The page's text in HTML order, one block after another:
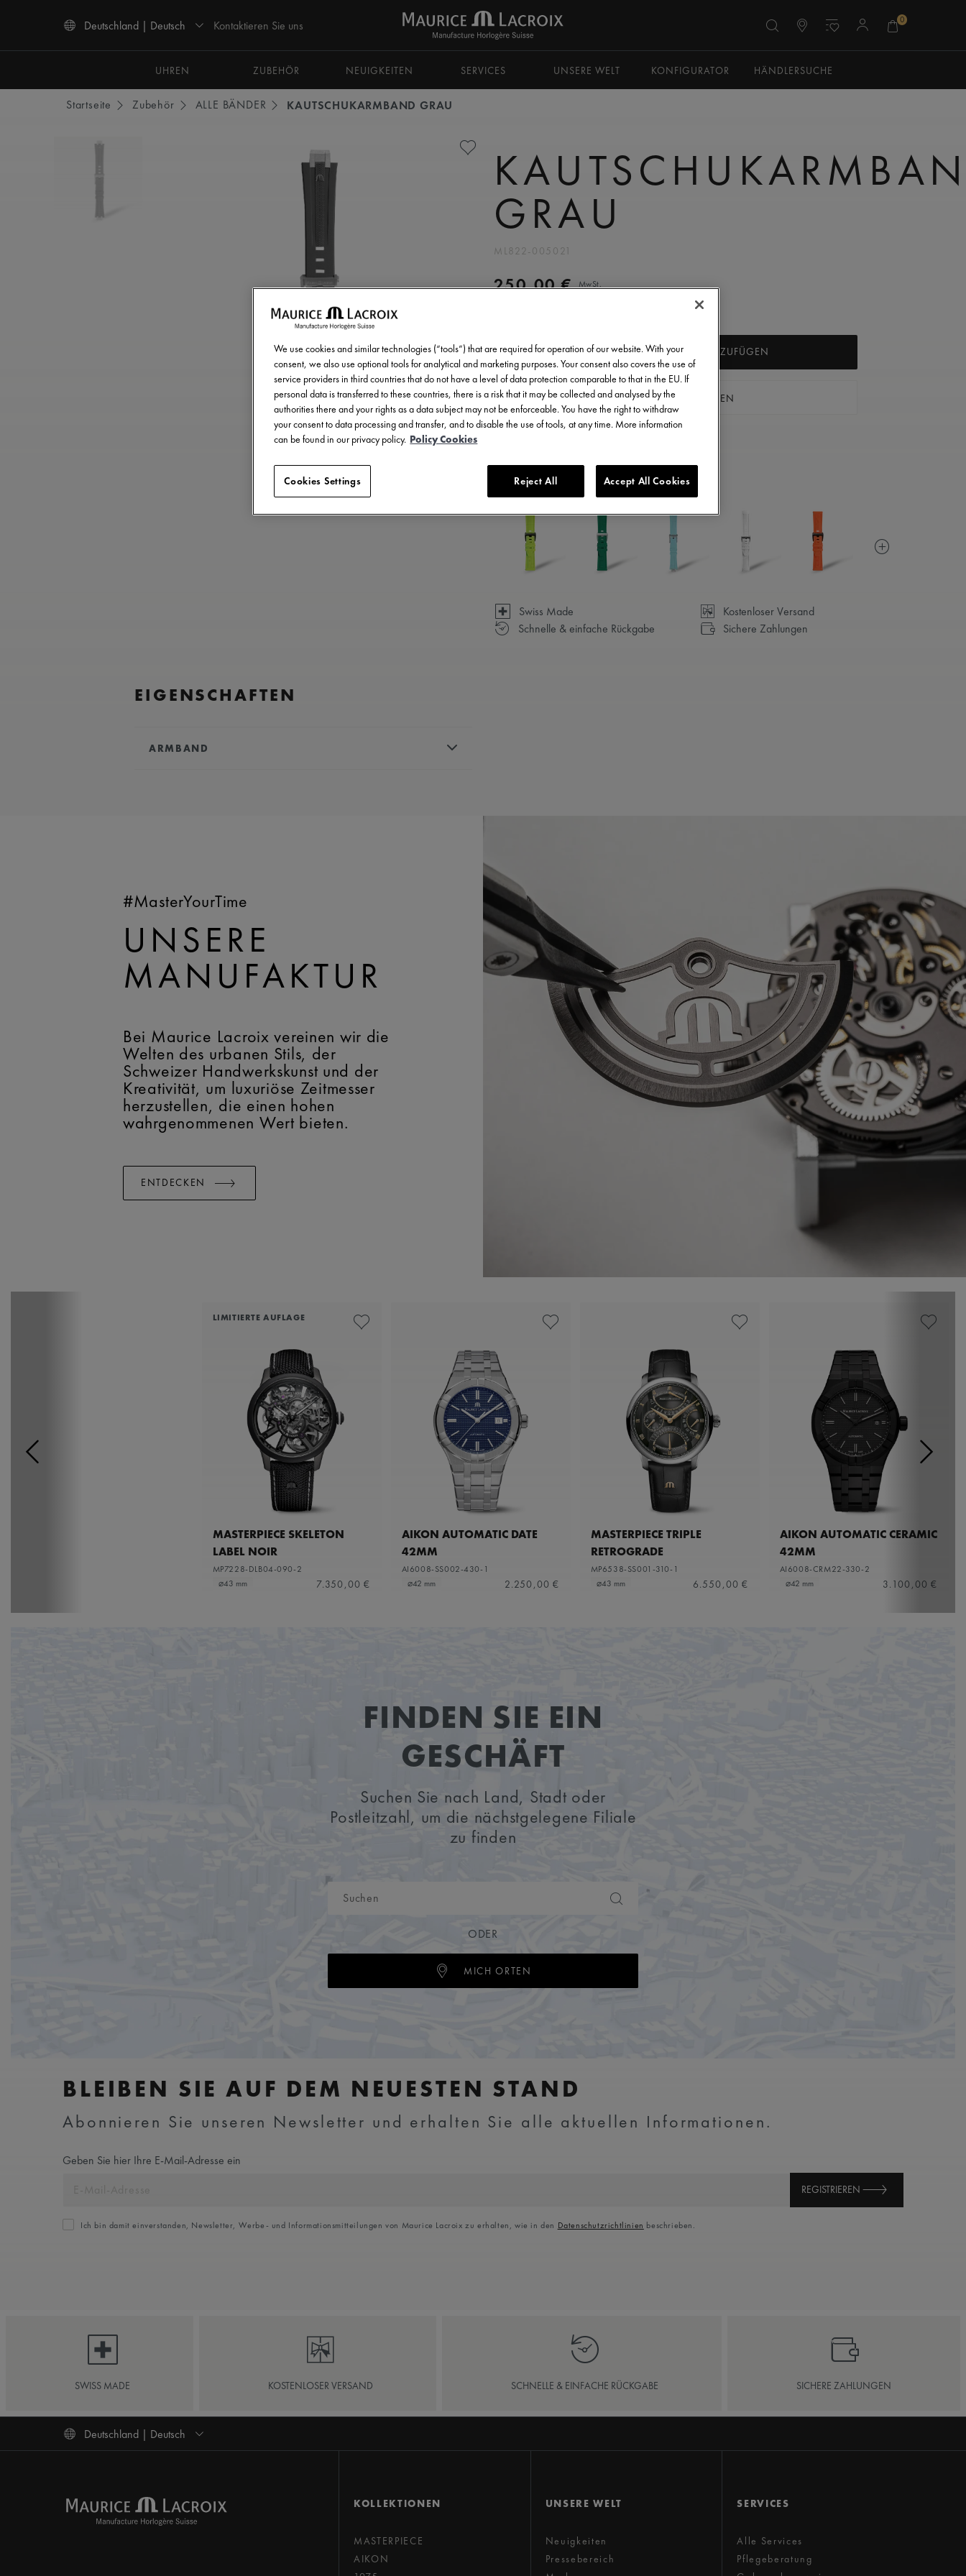
Deutschland | Deutsch Kontaktieren Sie uns 0
UHREN
ZUBEHÖR NEUIGKEITEN SERVICES UNSERE WELT KONFIGURATOR HÄNDLERSUCHE
Startseite Zubehör ALLE BÄNDER KAUTSCHUKARMBAND GRAU
GRAU
ML822-005021
250,00 € MwSt.
ZUM WARENKORB HINZUFÜGEN
EINE BOUTIQUE FINDEN
Verfügbar in 23 Variationen
Swiss Made
Kostenloser Versand
Schnelle & einfache Rückgabe
Sichere Zahlungen
EIGENSCHAFTEN
ARMBAND
#MasterYourTime
UNSERE
MANUFAKTUR
Bei Maurice Lacroix vereinen wir die
Welten des urbanen Stils, der
Schweizer Handwerkskunst und der
Kreativität, um luxuriöse Zeitmesser
herzustellen, die einen hohen
wahrgenommenen Wert bieten.
ENTDECKEN
LIMITIERTE AUFLAGE
MASTERPIECE SKELETON
LABEL NOIR
MP7228-DLB04-090-2
⌀43 mm
7.350,00 €
AIKON AUTOMATIC DATE
42MM
AI6008-SS002-430-1
⌀42 mm
2.250,00 €
MASTERPIECE TRIPLE
RETROGRADE
MP6538-SS001-310-1
⌀43 mm
6.550,00 €
AIKON AUTOMATIC CERAMIC
42MM
AI6008-CRM22-330-2
⌀42 mm
3.100,00 €
FINDEN SIE EIN
GESCHÄFT
Suchen Sie nach Land, Stadt oder
Postleitzahl, um die nächstgelegene Filiale
zu finden
ODER
MICH ORTEN
BLEIBEN SIE AUF DEM NEUESTEN STAND
Abonnieren Sie unseren Newsletter und erhalten Sie alle aktuellen Informationen.
Geben Sie hier Ihre E-Mail-Adresse ein
REGISTRIEREN
Ich bin damit einverstanden, Newsletter, Werbe- und Informationsmitteilungen von Maurice Lacroix zu erhalten, wie in den Datenschutzrichtlinien beschrieben.
SWISS MADE KOSTENLOSER VERSAND SCHNELLE & EINFACHE RÜCKGABE SICHERE ZAHLUNGEN
Deutschland | Deutsch
KOLLEKTIONEN
MASTERPIECE
AIKON
UNSERE WELT
Neuigkeiten
Pressebereich
SERVICES
Alle Services
Pflegeberatung
We use cookies and similar technologies (“tools”) that are required for operation of our website. With your
consent, we also use optional tools for analytical and marketing purposes. Your consent also covers the use of
service providers in third countries that do not have a level of data protection comparable to that in the EU. If
personal data is transferred to these countries, there is a risk that it may be collected and analysed by the
authorities there and your rights as a data subject may not be enforceable. You have the right to withdraw
your consent to data processing and transfer, and to disable the use of tools, at any time. More information
can be found in our privacy policy. Policy Cookies
Reject All Accept All Cookies
Cookies Settings